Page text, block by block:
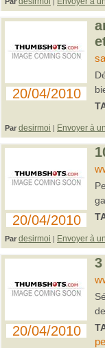
20/04/2010
Par desirmoi | Envoyer à
20/04/2010
Par desirmoi | Envoyer à
20/04/2010